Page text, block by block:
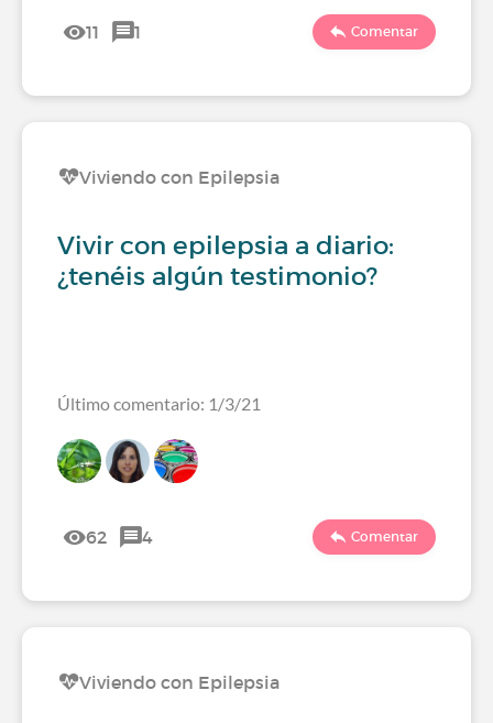
11 1 Comentar
Viviendo con Epilepsia
Vivir con epilepsia a diario:
¿tenéis algún testimonio?
Último comentario: 1/3/21
62 4 Comentar
Viviendo con Epilepsia